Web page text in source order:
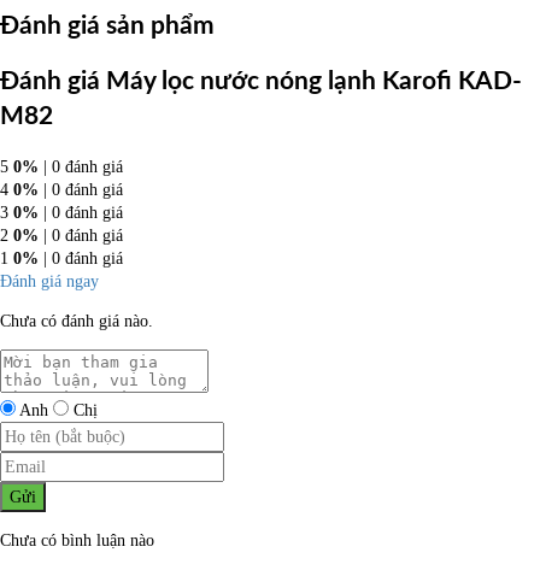
Đánh giá sản phẩm
Đánh giá Máy lọc nước nóng lạnh Karofi KAD-
M82
5 0% | 0 đánh giá
4 0% | 0 đánh giá
3 0% | 0 đánh giá
2 0% | 0 đánh giá
1 0% | 0 đánh giá
Đánh giá ngay
Chưa có đánh giá nào.
Anh Chị
Gửi
Chưa có bình luận nào